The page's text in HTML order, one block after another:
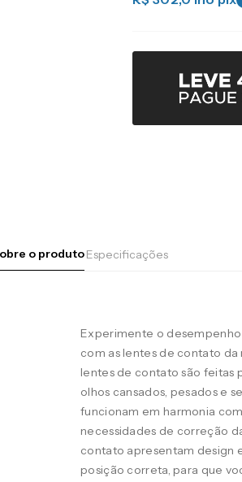
o produtoEspecificações
Experimente o
com as lentes de contato da
lentes de contato são feitas
olhos cansados, pesados e
funcionam em harmonia
necessidades de correção
contato apresentam design
posição correta, para que